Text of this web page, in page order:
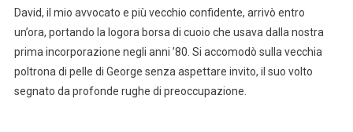
David, il mio avvocato e più vecchio confidente, arrivò entro
un’ora, portando la logora borsa di cuoio che usava dalla nostra
prima incorporazione negli anni ’80. Si accomodò sulla vecchia
poltrona di pelle di George senza aspettare invito, il suo volto
segnato da profonde rughe di preoccupazione.